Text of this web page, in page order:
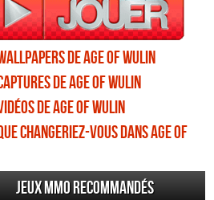
de Age of Wulin
de Age of Wulin
de Age of Wulin
changeriez-vous dans Age of
Jeux MMO recommandés